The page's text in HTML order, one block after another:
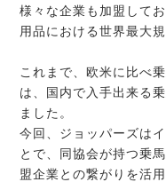
様々な企業も加盟して
用品における世界最大
これまで、欧米に比べ
は、国内で入手出来る
ました。
今回、ジョッパーズは
とで、同協会が持つ乗
盟企業との繋がりを活